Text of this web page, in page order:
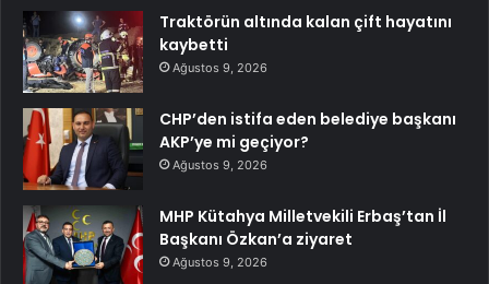
Traktörün altında kalan çift hayatını
kaybetti
Ağustos 9, 2026
CHP’den istifa eden belediye başkanı
AKP’ye mi geçiyor?
Ağustos 9, 2026
MHP Kütahya Milletvekili Erbaş’tan İl
Başkanı Özkan’a ziyaret
Ağustos 9, 2026